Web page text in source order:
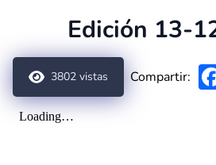
Edición 13-
3802 vistas Compartir: